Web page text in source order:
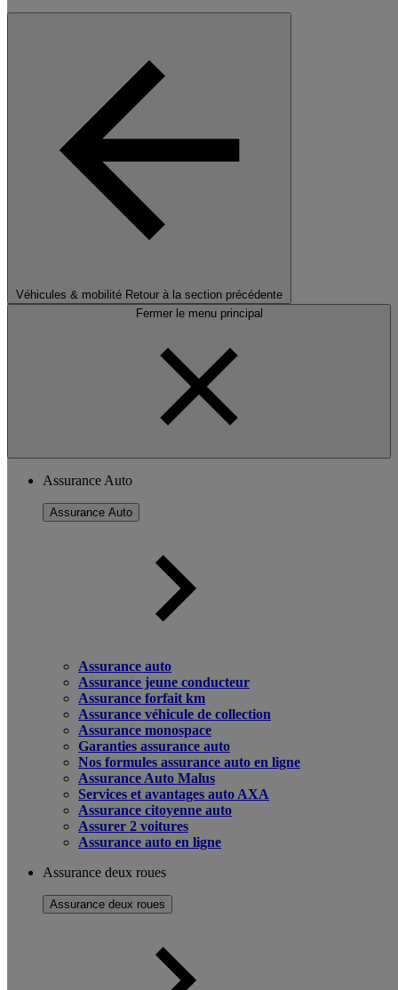
Véhicules & mobilité Retour à la section précédente
Fermer le menu principal
Assurance Auto
Assurance Auto
Assurance auto
Assurance jeune conducteur
Assurance forfait km
Assurance véhicule de collection
Assurance monospace
Garanties assurance auto
Nos formules assurance auto en ligne
Assurance Auto Malus
Services et avantages auto AXA
Assurance citoyenne auto
Assurer 2 voitures
Assurance auto en ligne
Assurance deux roues
Assurance deux roues